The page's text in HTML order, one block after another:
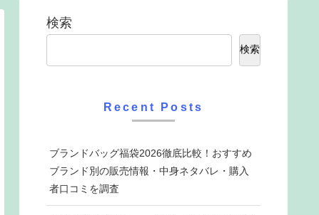
検索
検索
Recent Posts
ブランドバッグ福袋2026徹底比較！おすすめ
ブランド別の販売情報・中身ネタバレ・購入
者口コミを調査